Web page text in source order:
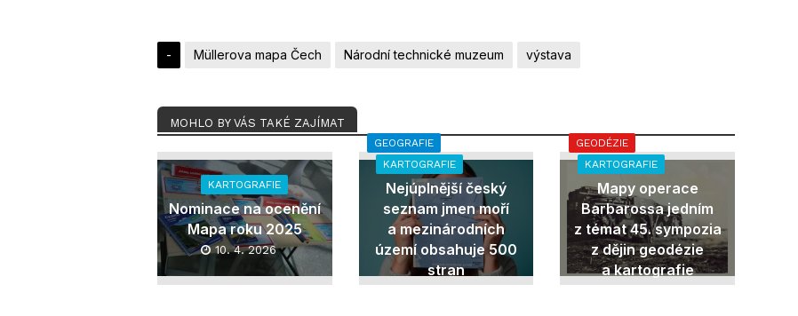
- Müllerova mapa Čech Národní technické muzeum výstava
MOHLO BY VÁS TAKÉ ZAJÍMAT
KARTOGRAFIE
Nominace na ocenění
Mapa roku 2025
10. 4. 2026
GEOGRAFIE
KARTOGRAFIE
Nejúplnější český
seznam jmen moří
a mezinárodních
území obsahuje 500
stran
GEODÉZIE
KARTOGRAFIE
Mapy operace
Barbarossa jedním
z témat 45. sympozia
z dějin geodézie
a kartografie